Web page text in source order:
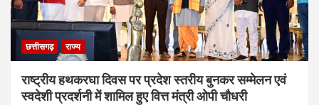
छत्तीसगढ़ राज्य
राष्ट्रीय हथकरघा दिवस पर प्रदेश स्तरीय बुनकर सम्मेलन एवं
स्वदेशी प्रदर्शनी में शामिल हुए वित्त मंत्री ओपी चौधरी